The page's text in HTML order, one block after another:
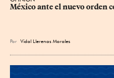
México ante el nuevo orden
Por Vidal Llerenas Morales